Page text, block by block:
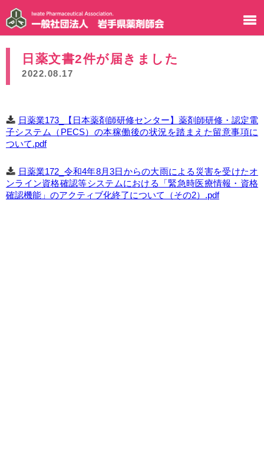
日薬文書2件が届きました
2022.08.17
日薬業173_【日本薬剤師研修センター】薬剤師研修・認定電
子システム（PECS）の本稼働後の状況を踏まえた留意事項に
ついて.pdf
日薬業172_令和4年8月3日からの大雨による災害を受けたオ
ンライン資格確認等システムにおける「緊急時医療情報・資格
確認機能」のアクティブ化終了について（その2）.pdf